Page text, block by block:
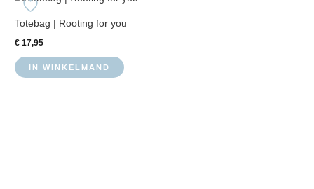
Totebag | Rooting for you
€ 17,95
IN WINKELMAND